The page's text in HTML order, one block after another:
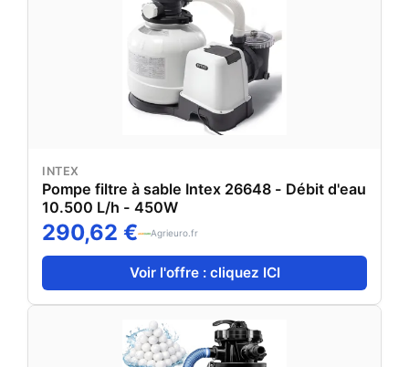
INTEX
Pompe filtre à sable Intex 26648 - Débit d'eau
10.500 L/h - 450W
290,62 € Agrieuro.fr
Voir l'offre : cliquez ICI